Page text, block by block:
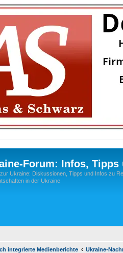
Forum: Infos,
Ukraine: Diskussionen, Tipps und Infos zu
in der Ukraine
integrierte Medienberichte Ukraine-